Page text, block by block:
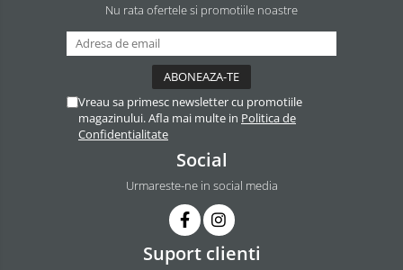
Nu rata ofertele si promotiile noastre
Vreau sa primesc newsletter cu promotiile
magazinului. Afla mai multe in Politica de
Confidentialitate
Social
Urmareste-ne in social media
Suport clienti